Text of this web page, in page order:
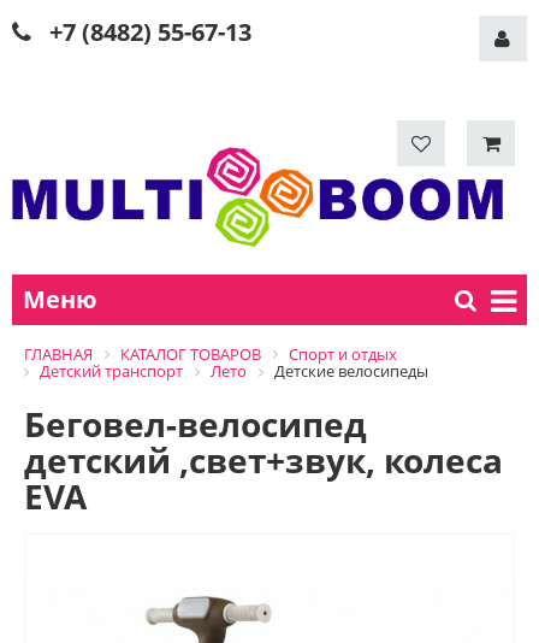
+7 (8482) 55-67-13
Меню
ГЛАВНАЯ КАТАЛОГ ТОВАРОВ
Спорт и отдых
Детский транспорт
Лето Детские велосипеды
Беговел-велосипед
детский ,свет+звук, колеса
EVA